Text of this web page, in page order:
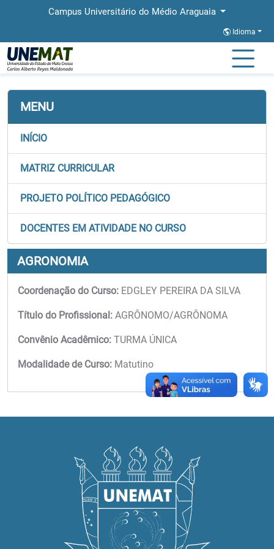
Campus Universitário do Médio Araguaia
Idioma
Página Inicial Agronomia
MENU
INÍCIO
MATRIZ CURRICULAR
PROJETO POLÍTICO PEDAGÓGICO
DOCENTES EM ATIVIDADE NO CURSO
AGRONOMIA
Coordenação do Curso: EDGLEY PEREIRA DA SILVA
Título do Profissional: AGRÔNOMO/AGRÔNOMA
Convênio Acadêmico: TURMA ÚNICA
Modalidade de Curso: Matutino